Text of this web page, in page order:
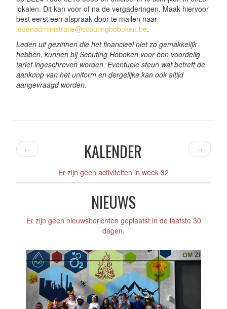
lokalen. Dit kan voor of na de vergaderingen. Maak hiervoor
best eerst een afspraak door te mailen naar
ledenadministratie@scoutinghoboken.be.
Leden uit gezinnen die het financieel niet zo gemakkelijk
hebben, kunnen bij Scouting Hoboken voor een voordelig
tarief ingeschreven worden. Eventuele steun wat betreft de
aankoop van het uniform en dergelijke kan ook altijd
aangevraagd worden.
← KALENDER →
Er zijn geen activiteiten in week 32
NIEUWS
Er zijn geen nieuwsberichten geplaatst in de laatste 30
dagen.